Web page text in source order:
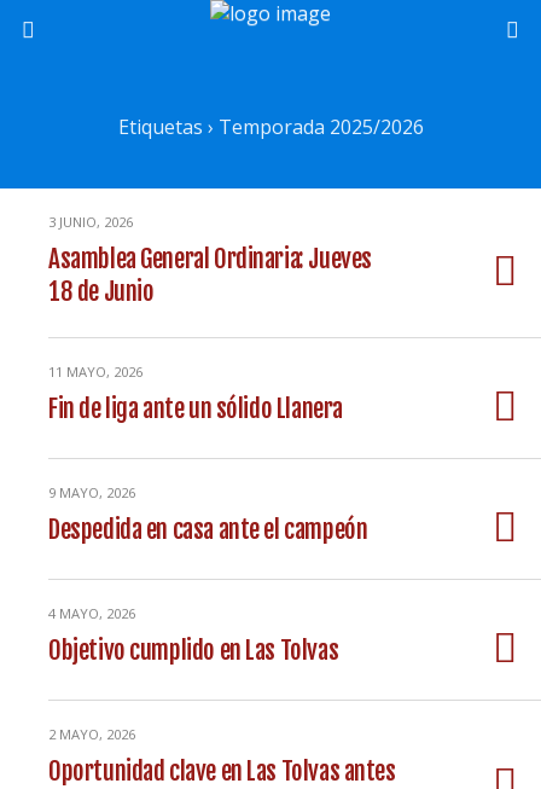
Etiquetas › Temporada 2025/2026
3 JUNIO, 2026
Asamblea General Ordinaria: Jueves
18 de Junio
11 MAYO, 2026
Fin de liga ante un sólido Llanera
9 MAYO, 2026
Despedida en casa ante el campeón
4 MAYO, 2026
Objetivo cumplido en Las Tolvas
2 MAYO, 2026
Oportunidad clave en Las Tolvas antes